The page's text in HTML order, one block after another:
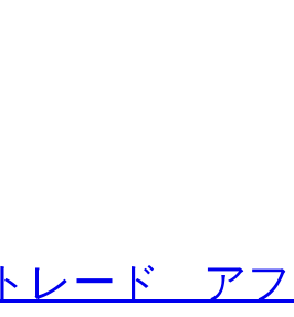
レード ア